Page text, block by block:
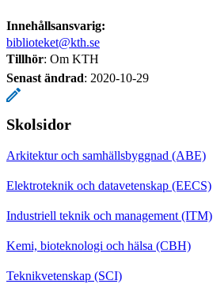
Innehållsansvarig:
biblioteket@kth.se
Tillhör: Om KTH
Senast ändrad: 2020-10-29
Skolsidor
Arkitektur och samhällsbyggnad (ABE)
Elektroteknik och datavetenskap (EECS)
Industriell teknik och management (ITM)
Kemi, bioteknologi och hälsa (CBH)
Teknikvetenskap (SCI)